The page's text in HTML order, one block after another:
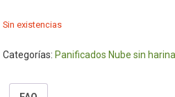
Sin existencias
Categorías: Panificados Nube sin